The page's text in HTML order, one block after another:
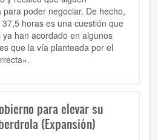
poder negociar. De hecho,
horas es una cuestión que
han acordado en algunos
que la vía planteada por el
para elevar su
(Expansión)